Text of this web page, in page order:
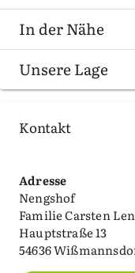
In der Nähe
Unsere Lage
Kontakt
Adresse
Nengshof
Familie Carsten
Hauptstraße 13
54636